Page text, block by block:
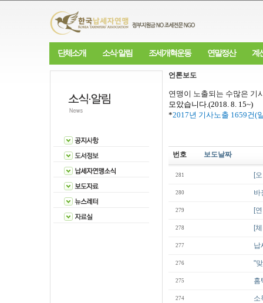
단체소개 소식·알림 조세개혁운동 연말정산 계
언론보도
연맹이 노출되는 수많은 기
모았습니다.(2018. 8. 15~)
*2017년 기사노출 1659건(
번호 보도날짜
281 [
280 바
279 [
278 [
277 납
276 "
275 홈
274 소